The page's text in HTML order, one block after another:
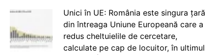
Unici în UE: România este singura țară
din întreaga Uniune Europeană care a
redus cheltuielile de cercetare,
calculate pe cap de locuitor, în ultimul